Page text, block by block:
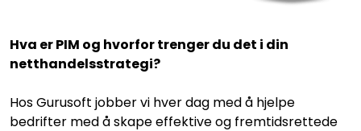
Hva er PIM og hvorfor trenger du det i din
netthandelsstrategi?
Hos Gurusoft jobber vi hver dag med å hjelpe
bedrifter med å skape effektive og fremtidsrettede